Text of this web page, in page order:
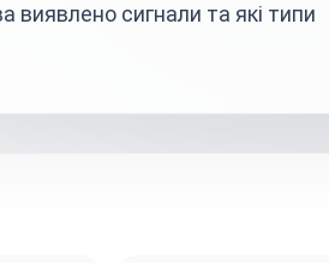
сигнали та які типи